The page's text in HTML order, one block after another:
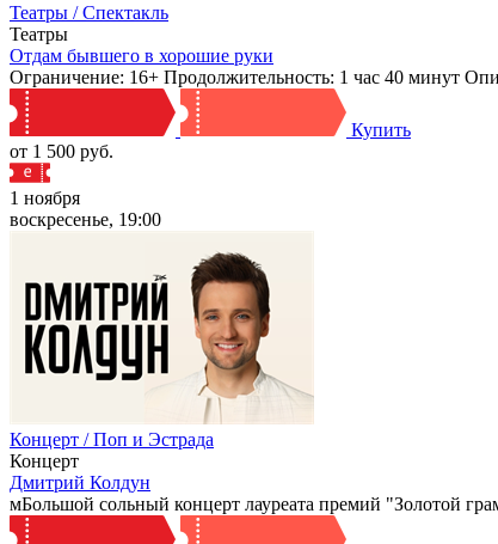
Театры / Спектакль
Театры
Отдам бывшего в хорошие руки
Ограничение: 16+ Продолжительность: 1 час 40 минут
Купить
от 1 500 руб.
1 ноября
воскресенье, 19:00
Концерт / Поп и Эстрада
Концерт
Дмитрий Колдун
мБольшой сольный концерт лауреата премий